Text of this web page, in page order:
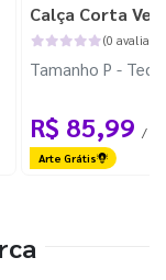
Calça Corta
(0
Tamanho P -
R$ 85,99 / 1
Arte Grátis